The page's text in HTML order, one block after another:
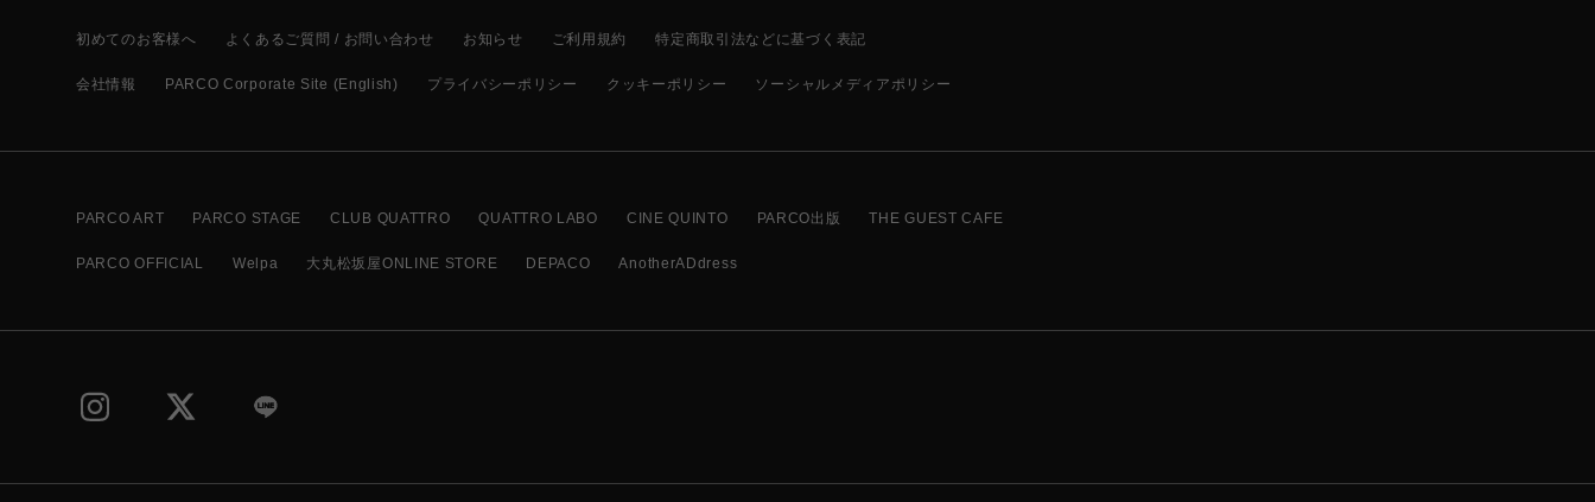
初めてのお客様へ よくあるご質問 / お問い合わせ お知らせ ご利用規約 特定商取引法などに基づく表記
会社情報 PARCO Corporate Site (English) プライバシーポリシー クッキーポリシー ソーシャルメディアポリシー
PARCO ART PARCO STAGE CLUB QUATTRO QUATTRO LABO CINE QUINTO PARCO出版 THE GUEST CAFE
PARCO OFFICIAL Welpa 大丸松坂屋ONLINE STORE DEPACO AnotherADdress